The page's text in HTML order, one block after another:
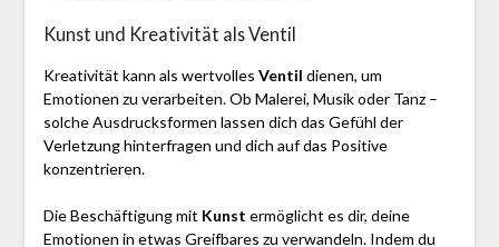
Kunst und Kreativität als Ventil
Kreativität kann als wertvolles Ventil dienen, um
Emotionen zu verarbeiten. Ob Malerei, Musik oder Tanz –
solche Ausdrucksformen lassen dich das Gefühl der
Verletzung hinterfragen und dich auf das Positive
konzentrieren.
Die Beschäftigung mit Kunst ermöglicht es dir, deine
Emotionen in etwas Greifbares zu verwandeln. Indem du